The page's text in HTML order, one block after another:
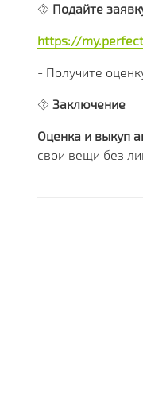
⯑ Подайте
https://
- Получите
⯑ Заключение
Оценка и выкуп
свои вещи без